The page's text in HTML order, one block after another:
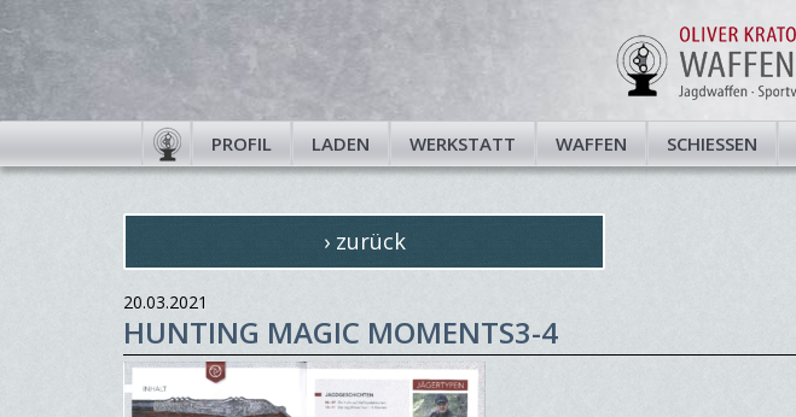
PROFIL LADEN WERKSTATT WAFFEN SCHIESSEN
› zurück
20.03.2021
HUNTING MAGIC MOMENTS3-4